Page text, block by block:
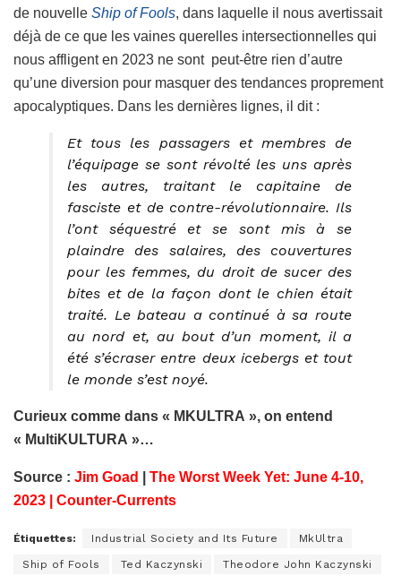
de nouvelle Ship of Fools, dans laquelle il nous avertissait
déjà de ce que les vaines querelles intersectionnelles qui
nous affligent en 2023 ne sont peut-être rien d’autre
qu’une diversion pour masquer des tendances proprement
apocalyptiques. Dans les dernières lignes, il dit :
Et tous les passagers et membres de
l’équipage se sont révolté les uns après
les autres, traitant le capitaine de
fasciste et de contre-révolutionnaire. Ils
l’ont séquestré et se sont mis à se
plaindre des salaires, des couvertures
pour les femmes, du droit de sucer des
bites et de la façon dont le chien était
traité. Le bateau a continué à sa route
au nord et, au bout d’un moment, il a
été s’écraser entre deux icebergs et tout
le monde s’est noyé.
Curieux comme dans « MKULTRA », on entend
« MultiKULTURA »…
Source : Jim Goad
The Worst Week Yet: June 4-10,
2023 | Counter-Currents
Étiquettes: Industrial Society and Its Future MkUltra
Ship of Fools Ted Kaczynski Theodore John Kaczynski